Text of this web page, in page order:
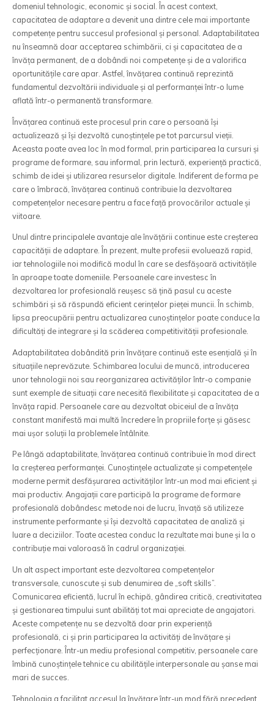
domeniul tehnologic, economic și social. În acest context,
capacitatea de adaptare a devenit una dintre cele mai importante
competențe pentru succesul profesional și personal. Adaptabilitatea
nu înseamnă doar acceptarea schimbării, ci și capacitatea de a
învăța permanent, de a dobândi noi competențe și de a valorifica
oportunitățile care apar. Astfel, învățarea continuă reprezintă
fundamentul dezvoltării individuale și al performanței într-o lume
aflată într-o permanentă transformare.
Învățarea continuă este procesul prin care o persoană își
actualizează și își dezvoltă cunoștințele pe tot parcursul vieții.
Aceasta poate avea loc în mod formal, prin participarea la cursuri și
programe de formare, sau informal, prin lectură, experiență practică,
schimb de idei și utilizarea resurselor digitale. Indiferent de forma pe
care o îmbracă, învățarea continuă contribuie la dezvoltarea
competențelor necesare pentru a face față provocărilor actuale și
viitoare.
Unul dintre principalele avantaje ale învățării continue este creșterea
capacității de adaptare. În prezent, multe profesii evoluează rapid,
iar tehnologiile noi modifică modul în care se desfășoară activitățile
în aproape toate domeniile. Persoanele care investesc în
dezvoltarea lor profesională reușesc să țină pasul cu aceste
schimbări și să răspundă eficient cerințelor pieței muncii. În schimb,
lipsa preocupării pentru actualizarea cunoștințelor poate conduce la
dificultăți de integrare și la scăderea competitivității profesionale.
Adaptabilitatea dobândită prin învățare continuă este esențială și în
situațiile neprevăzute. Schimbarea locului de muncă, introducerea
unor tehnologii noi sau reorganizarea activităților într-o companie
sunt exemple de situații care necesită flexibilitate și capacitatea de a
învăța rapid. Persoanele care au dezvoltat obiceiul de a învăța
constant manifestă mai multă încredere în propriile forțe și găsesc
mai ușor soluții la problemele întâlnite.
Pe lângă adaptabilitate, învățarea continuă contribuie în mod direct
la creșterea performanței. Cunoștințele actualizate și competențele
moderne permit desfășurarea activităților într-un mod mai eficient și
mai productiv. Angajații care participă la programe de formare
profesională dobândesc metode noi de lucru, învață să utilizeze
instrumente performante și își dezvoltă capacitatea de analiză și
luare a deciziilor. Toate acestea conduc la rezultate mai bune și la o
contribuție mai valoroasă în cadrul organizației.
Un alt aspect important este dezvoltarea competențelor
transversale, cunoscute și sub denumirea de „soft skills”.
Comunicarea eficientă, lucrul în echipă, gândirea critică, creativitatea
și gestionarea timpului sunt abilități tot mai apreciate de angajatori.
Aceste competențe nu se dezvoltă doar prin experiență
profesională, ci și prin participarea la activități de învățare și
perfecționare. Într-un mediu profesional competitiv, persoanele care
îmbină cunoștințele tehnice cu abilitățile interpersonale au șanse mai
mari de succes.
Tehnologia a facilitat accesul la învățare într-un mod fără precedent.